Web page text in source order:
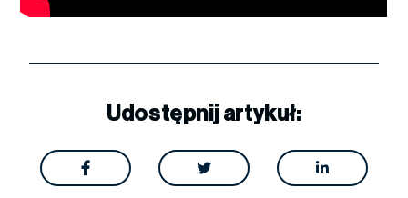
Udostępnij artykuł:
  